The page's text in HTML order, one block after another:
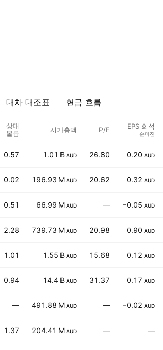
대차 대조표 현금 흐름
상대
볼륨
시가총액 P/E EPS 희석
순마진
0.57 1.01 B AUD 26.80 0.20 AUD
0.02 196.93 M AUD 20.62 0.32 AUD
0.51 66.99 M AUD — −0.05 AUD
2.28 739.73 M AUD 20.98 0.90 AUD
1.01 1.55 B AUD 15.68 0.12 AUD
0.94 14.4 B AUD 31.37 0.17 AUD
— 491.88 M AUD — −0.02 AUD
1.37 204.41 M AUD — —